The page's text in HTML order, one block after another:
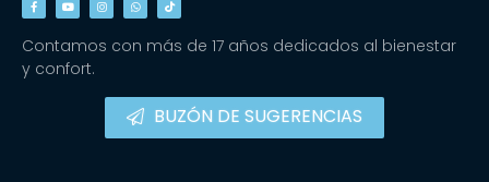
Contamos con más de 17 años dedicados al bienestar
y confort.
BUZÓN DE SUGERENCIAS